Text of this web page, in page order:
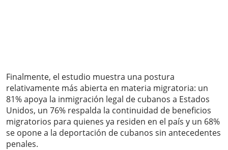
Finalmente, el estudio muestra una postura
relativamente más abierta en materia migratoria: un
81% apoya la inmigración legal de cubanos a Estados
Unidos, un 76% respalda la continuidad de beneficios
migratorios para quienes ya residen en el país y un 68%
se opone a la deportación de cubanos sin antecedentes
penales.